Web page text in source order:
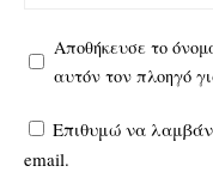
Αποθήκευσε το
αυτόν τον πλοηγό
Επιθυμώ να
email.